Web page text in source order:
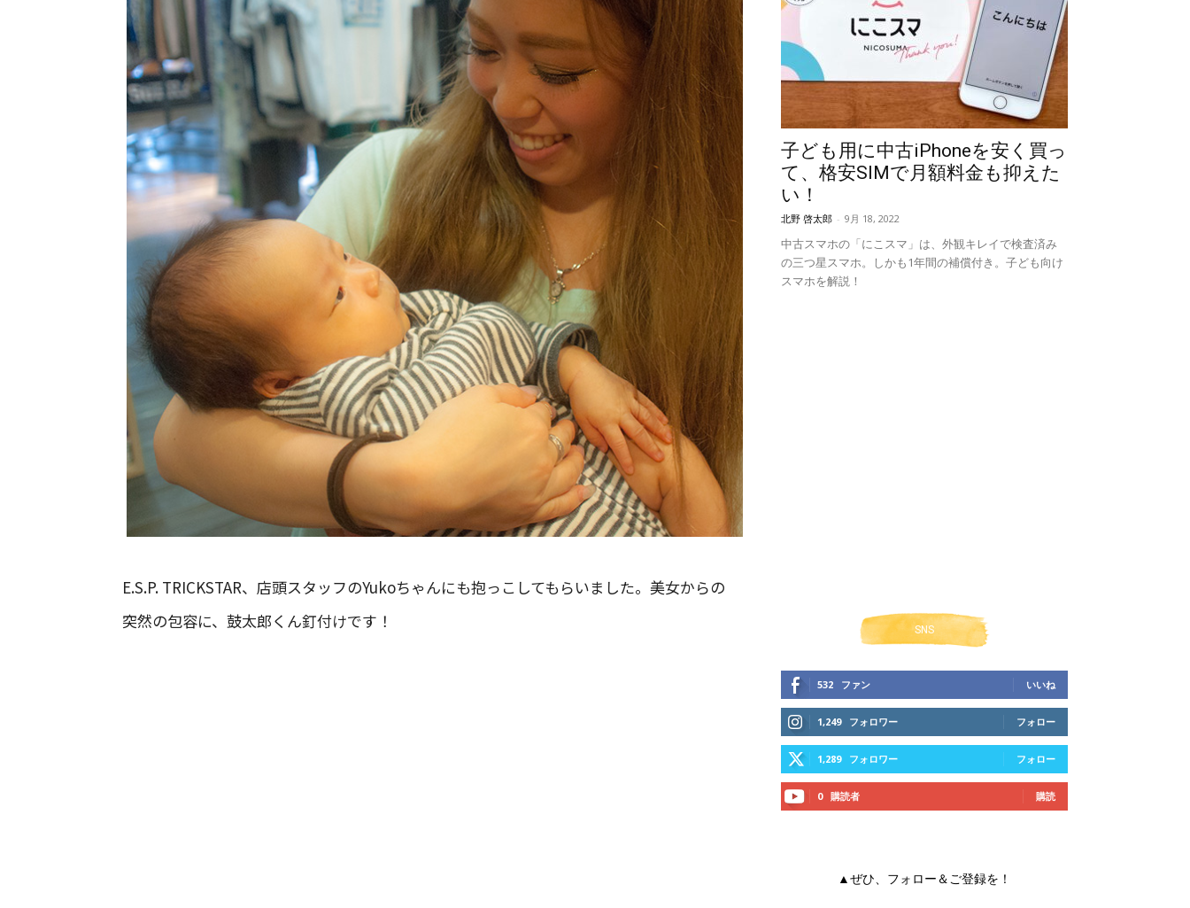
E.S.P. TRICKSTAR、店頭スタッフのYukoちゃんにも抱っこしてもらいました。美女からの
突然の包容に、鼓太郎くん釘付けです！
子ども用に中古iPhoneを安く買っ
て、格安SIMで月額料金も抑えた
い！
北野 啓太郎 - 9月 18, 2022
中古スマホの「にこスマ」は、外観キレイで検査済み
の三つ星スマホ。しかも1年間の補償付き。子ども向け
スマホを解説！
SNS
532 ファン いいね
1,249 フォロワー フォロー
1,289 フォロワー フォロー
0 購読者 購読
▲ぜひ、フォロー＆ご登録を！